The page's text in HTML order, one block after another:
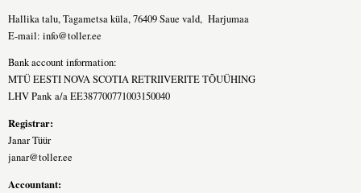
Hallika talu, Tagametsa küla, 76409 Saue vald, Harjumaa
E-mail: info@toller.ee
Bank account information:
MTÜ EESTI NOVA SCOTIA RETRIIVERITE TÕUÜHING
LHV Pank a/a EE387700771003150040
Registrar:
Janar Tüür
janar@toller.ee
Accountant: